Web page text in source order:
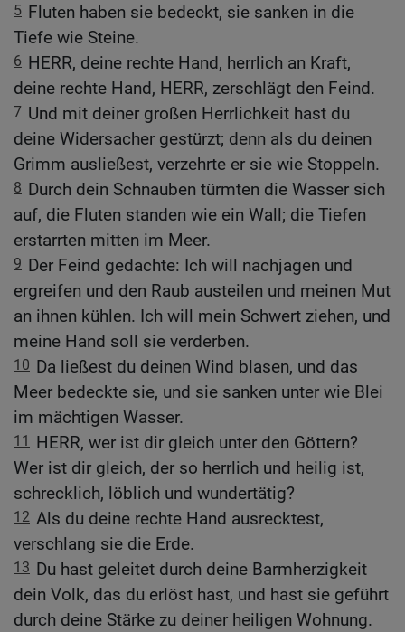
5 Fluten haben sie bedeckt, sie sanken in die
Tiefe wie Steine.
6 HERR, deine rechte Hand, herrlich an Kraft,
deine rechte Hand, HERR, zerschlägt den Feind.
7 Und mit deiner großen Herrlichkeit hast du
deine Widersacher gestürzt; denn als du deinen
Grimm ausließest, verzehrte er sie wie Stoppeln.
8 Durch dein Schnauben türmten die Wasser sich
auf, die Fluten standen wie ein Wall; die Tiefen
erstarrten mitten im Meer.
9 Der Feind gedachte: Ich will nachjagen und
ergreifen und den Raub austeilen und meinen Mut
an ihnen kühlen. Ich will mein Schwert ziehen, und
meine Hand soll sie verderben.
10 Da ließest du deinen Wind blasen, und das
Meer bedeckte sie, und sie sanken unter wie Blei
im mächtigen Wasser.
11
HERR, wer ist dir gleich unter den Göttern?
Wer ist dir gleich, der so herrlich und heilig ist,
schrecklich, löblich und wundertätig?
12 Als du deine rechte Hand ausrecktest,
verschlang sie die Erde.
13 Du hast geleitet durch deine Barmherzigkeit
dein Volk, das du erlöst hast, und hast sie geführt
durch deine Stärke zu deiner heiligen Wohnung.